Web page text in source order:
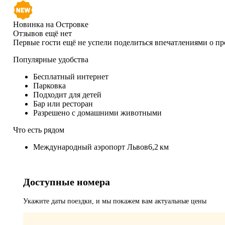
Новинка на Островке
Отзывов ещё нет
Первые гости ещё не успели поделиться впечатлениями о
Популярные удобства
Бесплатный интернет
Парковка
Подходит для детей
Бар или ресторан
Разрешено с домашними животными
Что есть рядом
Международный аэропорт Львов6,2 км
Доступные номера
Укажите даты поездки, и мы покажем вам актуальные цены